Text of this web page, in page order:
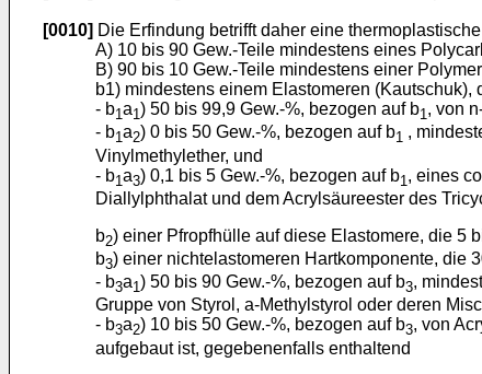
[0010] Die Erfindung betrifft daher eine
A) 10 bis 90 Gew.-Teile mindestens eines
B) 90 bis 10 Gew.-Teile mindestens einer
b1) mindestens einem Elastomeren
- b1a1) 50 bis 99,9 Gew.-%, bezogen auf b1, von
- b1a2) 0 bis 50 Gew.-%, bezogen auf b1 ,
Vinylmethylether, und
- b1 a3) 0,1 bis 5 Gew.-%, bezogen auf b1 , eines
Diallylphthalat und dem Acrylsäureester des
b2) einer Pfropfhülle auf diese Elastomere, die 5
b3) einer nichtelastomeren Hartkomponente, die
- b3a1) 50 bis 90 Gew.-%, bezogen auf b3,
Gruppe von Styrol, a-Methylstyrol oder deren
- b3a2) 10 bis 50 Gew.-%, bezogen auf b3, von
aufgebaut ist, gegebenenfalls enthaltend